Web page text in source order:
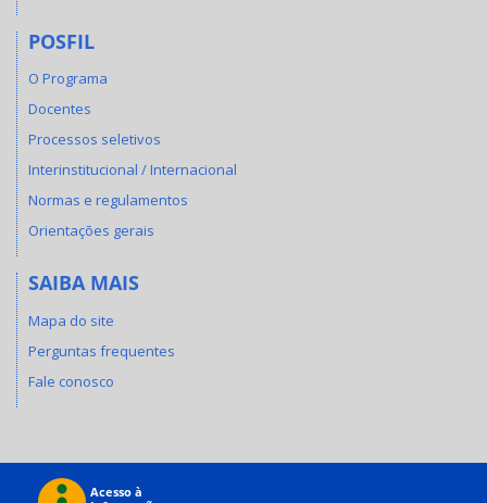
POSFIL
O Programa
Docentes
Processos seletivos
Interinstitucional / Internacional
Normas e regulamentos
Orientações gerais
SAIBA MAIS
Mapa do site
Perguntas frequentes
Fale conosco